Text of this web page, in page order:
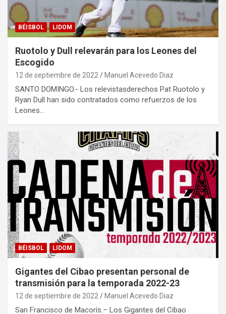
BÉISBOL LIDOM
Ruotolo y Dull relevarán para los Leones del
Escogido
12 de septiembre de 2022 Manuel Acevedo Diaz
SANTO DOMINGO.- Los relevistasderechos Pat Ruotolo y
Ryan Dull han sido contratados como refuerzos de los
Leones…
BÉISBOL LIDOM
Gigantes del Cibao presentan personal de
transmisión para la temporada 2022-23
12 de septiembre de 2022 Manuel Acevedo Diaz
San Francisco de Macorís.– Los Gigantes del Cibao